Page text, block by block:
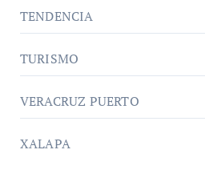
TENDENCIA
TURISMO
VERACRUZ PUERTO
XALAPA